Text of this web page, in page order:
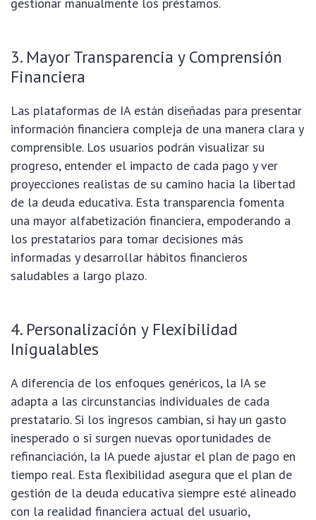
3. Mayor Transparencia y Comprensión
Financiera
Las plataformas de IA están diseñadas para presentar
información financiera compleja de una manera clara y
comprensible. Los usuarios podrán visualizar su
progreso, entender el impacto de cada pago y ver
proyecciones realistas de su camino hacia la libertad
de la deuda educativa. Esta transparencia fomenta
una mayor alfabetización financiera, empoderando a
los prestatarios para tomar decisiones más
informadas y desarrollar hábitos financieros
saludables a largo plazo.
4. Personalización y Flexibilidad
Inigualables
A diferencia de los enfoques genéricos, la IA se
adapta a las circunstancias individuales de cada
prestatario. Si los ingresos cambian, si hay un gasto
inesperado o si surgen nuevas oportunidades de
refinanciación, la IA puede ajustar el plan de pago en
tiempo real. Esta flexibilidad asegura que el plan de
gestión de la deuda educativa siempre esté alineado
con la realidad financiera actual del usuario,